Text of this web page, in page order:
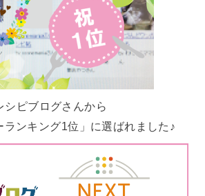
シピブログさんから
ランキング1位」に選ばれました♪